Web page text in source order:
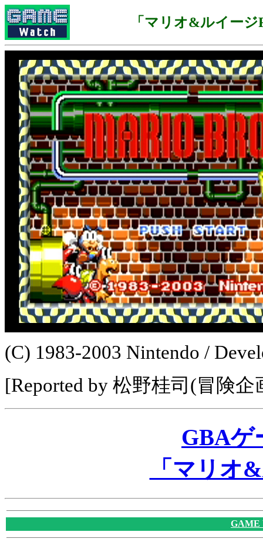
「マリオ&ルイージ
(C) 1983-2003 Nintendo /
[Reported by 松野桂司(冒険企
GBAゲ
「マリオ
GAME